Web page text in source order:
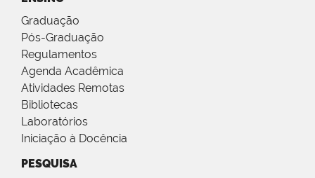
Graduação
Pós-Graduação
Regulamentos
Agenda Acadêmica
Atividades Remotas
Bibliotecas
Laboratórios
Iniciação à Docência
PESQUISA